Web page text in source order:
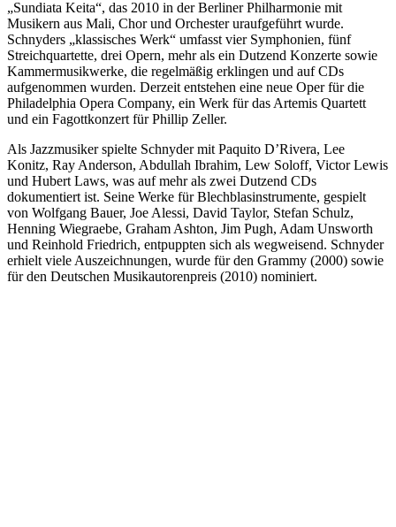
„Sundiata Keita“, das 2010 in der Berliner Philharmonie mit
Musikern aus Mali, Chor und Orchester uraufgeführt wurde.
Schnyders „klassisches Werk“ umfasst vier Symphonien, fünf
Streichquartette, drei Opern, mehr als ein Dutzend Konzerte sowie
Kammermusikwerke, die regelmäßig erklingen und auf CDs
aufgenommen wurden. Derzeit entstehen eine neue Oper für die
Philadelphia Opera Company, ein Werk für das Artemis Quartett
und ein Fagottkonzert für Phillip Zeller.
Als Jazzmusiker spielte Schnyder mit Paquito D’Rivera, Lee
Konitz, Ray Anderson, Abdullah Ibrahim, Lew Soloff, Victor Lewis
und Hubert Laws, was auf mehr als zwei Dutzend CDs
dokumentiert ist. Seine Werke für Blechblasinstrumente, gespielt
von Wolfgang Bauer, Joe Alessi, David Taylor, Stefan Schulz,
Henning Wiegraebe, Graham Ashton, Jim Pugh, Adam Unsworth
und Reinhold Friedrich, entpuppten sich als wegweisend. Schnyder
erhielt viele Auszeichnungen, wurde für den Grammy (2000) sowie
für den Deutschen Musikautorenpreis (2010) nominiert.